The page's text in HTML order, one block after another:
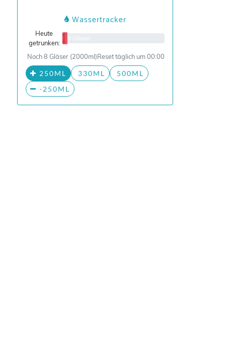
Wassertracker
Heute
getrunken:
0/8 Gläser
Noch 8 Gläser (2000ml)Reset täglich um 00:00
250ML 330ML
500ML
-250ML